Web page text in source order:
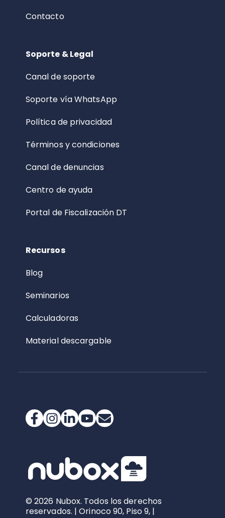
Contacto
Soporte & Legal
Canal de soporte
Soporte vía WhatsApp
Política de privacidad
Términos y condiciones
Canal de denuncias
Centro de ayuda
Portal de Fiscalización DT
Recursos
Blog
Seminarios
Calculadoras
Material descargable
© 2026 Nubox. Todos los derechos
reservados. | Orinoco 90, Piso 9, |